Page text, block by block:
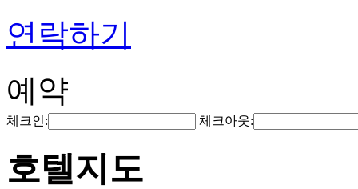
연락하기
예약
체크인: 체크아웃:
호텔지도